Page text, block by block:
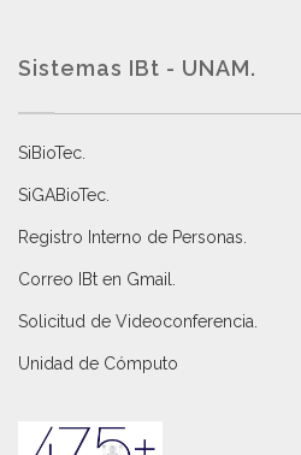
Sistemas IBt - UNAM.
SiBioTec.
SiGABioTec.
Registro Interno de Personas.
Correo IBt en Gmail.
Solicitud de Videoconferencia.
Unidad de Cómputo